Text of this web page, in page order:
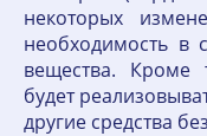
некоторых
необходимость в
вещества. Кроме
будет
другие средства